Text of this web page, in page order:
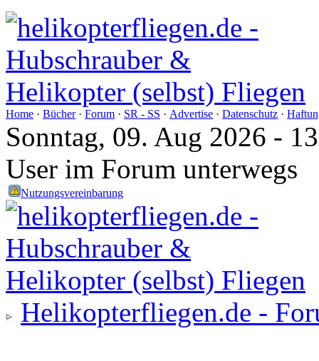
Home · Bücher· Forum · SR - SS · Advertise · Datenschutz ·
Sonntag, 09. Aug 2026 -
User im Forum unterwegs
Nutzungsvereinbarung
Helikopterfliegen.de -